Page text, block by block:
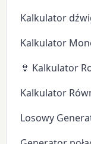
Kalkulator
Kalkulator
👙 Kalkulator
Kalkulator
Losowy